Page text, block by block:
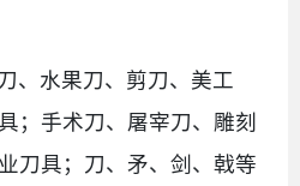
、水果刀、剪刀、美工
；手术刀、屠宰刀、雕刻
刀具；刀、矛、剑、戟等